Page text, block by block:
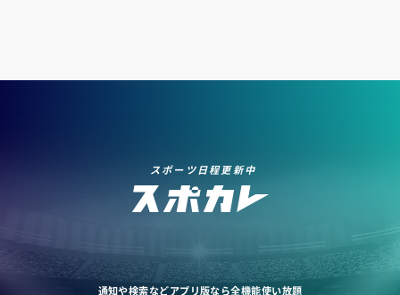
スポーツ日程更新中
通知や検索などアプリ版なら全機能使い放題